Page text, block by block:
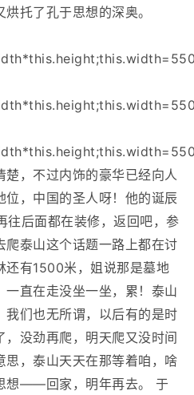
托了孔于思想的深奥。
，不过内饰的豪华已经向人
，中国的圣人呀！他的诞辰
往后面都在装修，返回吧，参
泰山这个话题一路上都在讨
还有1500米，姐说那是墓地
直在走没坐一坐，累！泰山
我们也无所谓，以后有的是时
没劲再爬，明天爬又没时间
思，泰山天天在那等着咱，啥
想——回家，明年再去。 于